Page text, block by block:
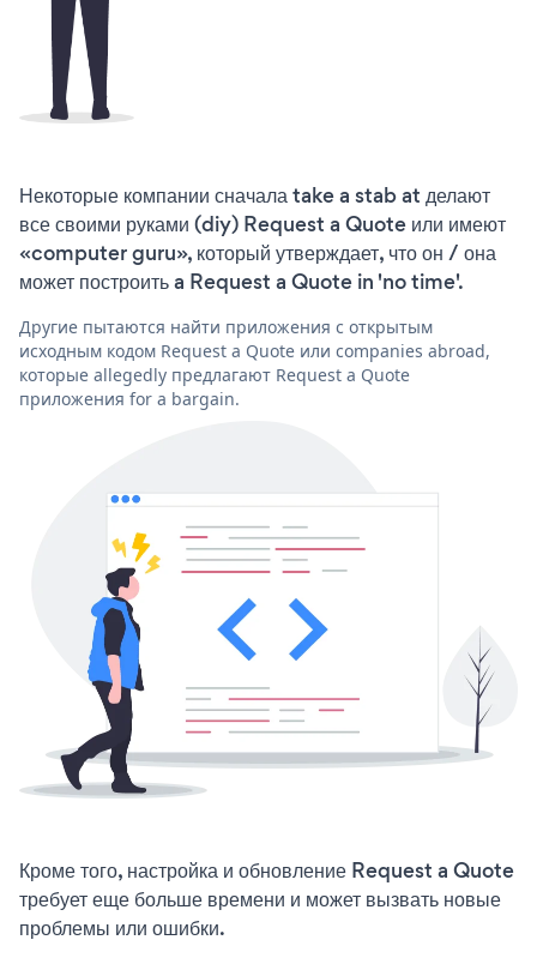
Некоторые компании сначала take a stab at делают
все своими руками (diy) Request a Quote или имеют
«computer guru», который утверждает, что он / она
может построить a Request a Quote in 'no time'.
Другие пытаются найти приложения с открытым
исходным кодом Request a Quote или companies abroad,
которые allegedly предлагают Request a Quote
приложения for a bargain.
Кроме того, настройка и обновление Request a Quote
требует еще больше времени и может вызвать новые
проблемы или ошибки.